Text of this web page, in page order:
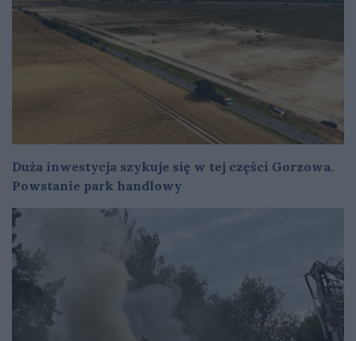
Duża inwestycja szykuje się w tej części Gorzowa.
Powstanie park handlowy